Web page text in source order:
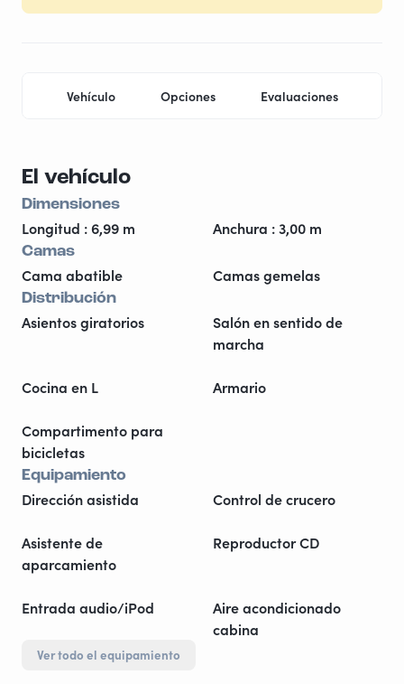
Vehículo Opciones Evaluaciones
El vehículo
Dimensiones
Longitud : 6,99 m Anchura : 3,00 m
Camas
Cama abatible Camas gemelas
Distribución
Asientos giratorios
Salón en sentido de
marcha
Cocina en L Armario
Compartimento para
bicicletas
Equipamiento
Dirección asistida Control de crucero
Asistente de
aparcamiento
Reproductor CD
Entrada audio/iPod
Aire acondicionado
cabina
Ver todo el equipamiento